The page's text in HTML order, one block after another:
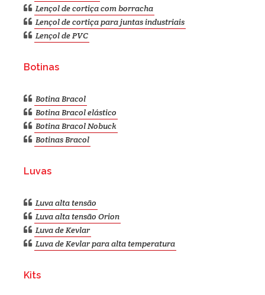
Lençol de cortiça com borracha
Lençol de cortiça para juntas industriais
Lençol de PVC
Botinas
Botina Bracol
Botina Bracol elástico
Botina Bracol Nobuck
Botinas Bracol
Luvas
Luva alta tensão
Luva alta tensão Orion
Luva de Kevlar
Luva de Kevlar para alta temperatura
Kits